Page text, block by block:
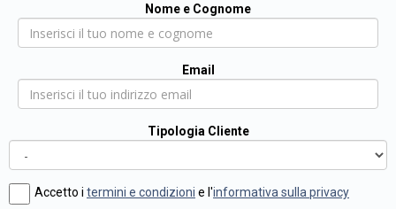
Nome e Cognome
Email
Tipologia Cliente
Accetto i termini e condizioni e l'informativa sulla privacy